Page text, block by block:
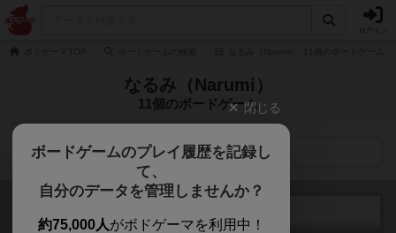
なるみ（Narumi）
11個のボードゲーム
検索メニュー
閉じる
ボードゲームのプレイ履歴を記録し
て、
自分のデータを管理しませんか？
約75,000人がボドゲーマを利用中！